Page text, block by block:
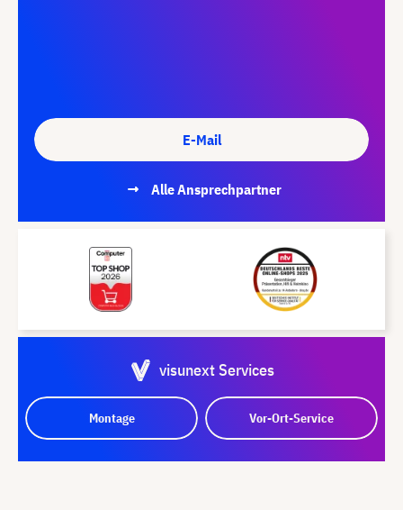
E-Mail
Alle Ansprechpartner
visunext Services
Montage Vor-Ort-Service